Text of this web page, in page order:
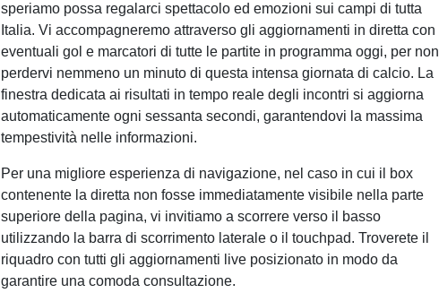
speriamo possa regalarci spettacolo ed emozioni sui campi di tutta
Italia. Vi accompagneremo attraverso gli aggiornamenti in diretta con
eventuali gol e marcatori di tutte le partite in programma oggi, per non
perdervi nemmeno un minuto di questa intensa giornata di calcio. La
finestra dedicata ai risultati in tempo reale degli incontri si aggiorna
automaticamente ogni sessanta secondi, garantendovi la massima
tempestività nelle informazioni.
Per una migliore esperienza di navigazione, nel caso in cui il box
contenente la diretta non fosse immediatamente visibile nella parte
superiore della pagina, vi invitiamo a scorrere verso il basso
utilizzando la barra di scorrimento laterale o il touchpad. Troverete il
riquadro con tutti gli aggiornamenti live posizionato in modo da
garantire una comoda consultazione.